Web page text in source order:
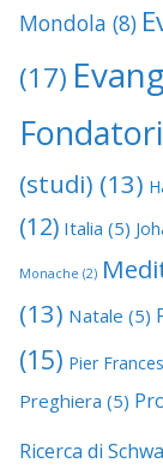
Mondola (8)
(17)
(studi) (13)
(12) Italia (5)
Monache (2)
(13) Natale (5)
(15) Pier
Preghiera (5)
Ricerca di